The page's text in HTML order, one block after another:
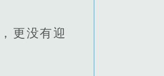
更没有迎